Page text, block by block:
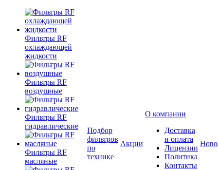
Фильтры RF
охлаждающей
жидкости
Фильтры RF
воздушные
Фильтры RF
гидравлические
Фильтры RF
масляные
Подбор
фильтров
по
технике
Акции
О компании
Доставка
и оплата
Лицензии
Политика
Контакты